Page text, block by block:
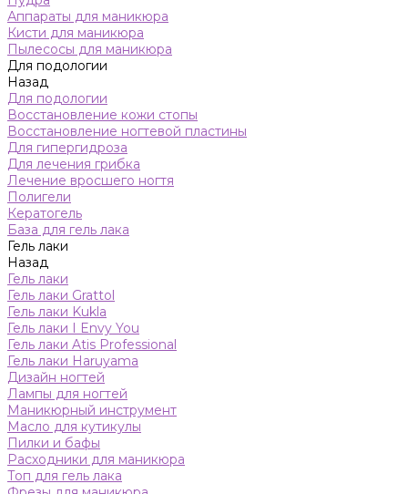
Аппараты для маникюра
Кисти для маникюра
Пылесосы для маникюра
Для подологии
Назад
Для подологии
Восстановление кожи стопы
Восстановление ногтевой пластины
Для гипергидроза
Для лечения грибка
Лечение вросшего ногтя
Полигели
Кератогель
База для гель лака
Гель лаки
Назад
Гель лаки
Гель лаки Grattol
Гель лаки Kukla
Гель лаки I Envy You
Гель лаки Atis Professional
Гель лаки Haruyama
Дизайн ногтей
Лампы для ногтей
Маникюрный инструмент
Масло для кутикулы
Пилки и бафы
Расходники для маникюра
Топ для гель лака